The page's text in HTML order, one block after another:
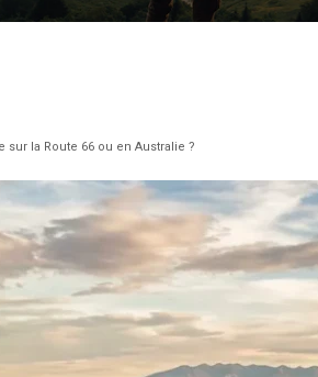
la Route 66 ou en Australie ?